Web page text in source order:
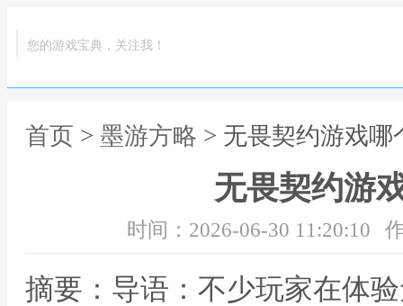
您的游戏宝典，关注我！
首页 > 墨游方略 > 无畏契约游戏哪
无畏契约游
时间：2026-06-30 11:20:10
摘要：导语：不少玩家在体